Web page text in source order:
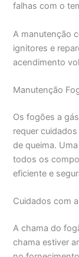
falhas com o
A manutenção
ignitores e
acendimento
Manutenção
Os fogões a
requer
de queima.
todos os
eficiente e
Cuidados com
A chama do
chama estiver